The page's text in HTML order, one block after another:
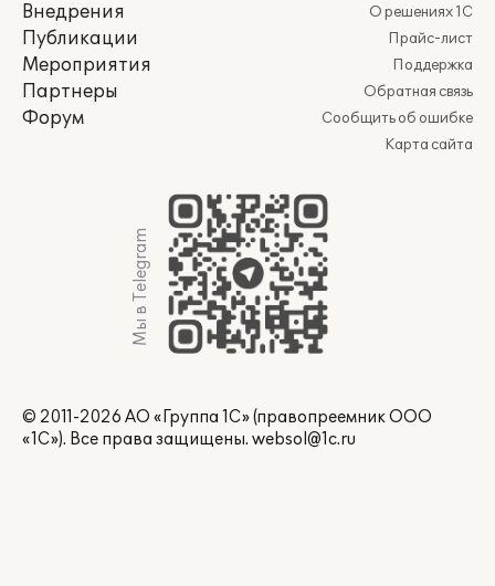
Внедрения
Публикации
Мероприятия
Партнеры
Форум
О решениях 1С
Прайс-лист
Поддержка
Обратная связь
Сообщить об ошибке
Карта сайта
Мы в Telegram
© 2011-2026 АО «Группа 1С» (правопреемник ООО
«1С»). Все права защищены. websol@1c.ru